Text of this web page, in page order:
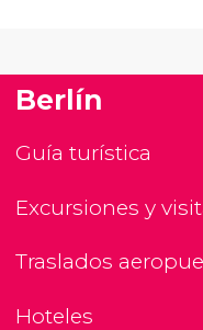
Berlín
Guía turística
Excursiones y
Traslados
Hoteles